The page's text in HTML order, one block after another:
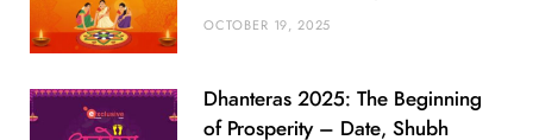
OCTOBER 19, 2025
Dhanteras 2025: The Beginning
of Prosperity – Date, Shubh